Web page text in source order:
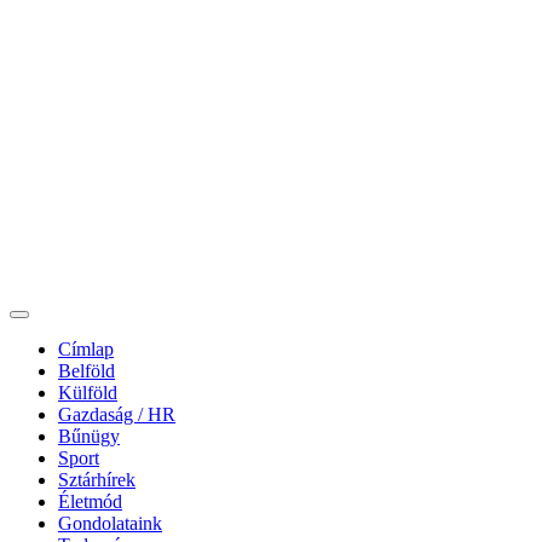
Címlap
Belföld
Külföld
Gazdaság / HR
Bűnügy
Sport
Sztárhírek
Életmód
Gondolataink